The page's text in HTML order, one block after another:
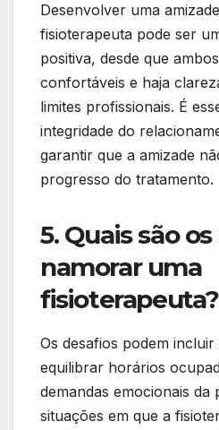
Desenvolver uma
fisioterapeuta pode ser
positiva, desde que
confortáveis e haja
limites profissionais. É
integridade do
garantir que a amizade
progresso do tratamento.
5. Quais são
namorar uma
fisioterapeuta?
Os desafios podem incluir
equilibrar horários
demandas emocionais
situações em que a